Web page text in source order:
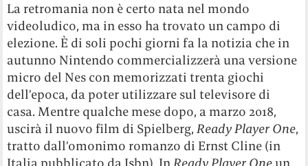
La retromania non è certo nata nel mondo
videoludico, ma in esso ha trovato un campo di
elezione. È di soli pochi giorni fa la notizia che in
autunno Nintendo commercializzerà una versione
micro del Nes con memorizzati trenta giochi
dell’epoca, da poter utilizzare sul televisore di
casa. Mentre qualche mese dopo, a marzo 2018,
uscirà il nuovo film di Spielberg,Ready Player One,
tratto dall’omonimo romanzo di Ernst Cline (in